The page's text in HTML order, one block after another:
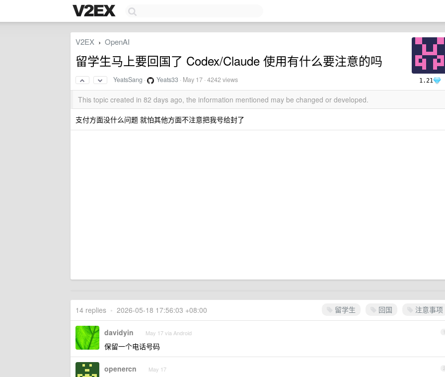
1.21
V2EX › OpenAI
留学生马上要回国了 Codex/Claude 使用有什么要注意的吗
YeatsSang · Yeats33 · May 17 · 4242 views
This topic created in 82 days ago, the information mentioned may be changed or developed.
支付方面没什么问题 就怕其他方面不注意把我号给封了
留学生 回国 注意事项
14 replies • 2026-05-18 17:56:03 +08:00
1
davidyin May 17 via Android
保留一个电话号码
2
openercn May 17